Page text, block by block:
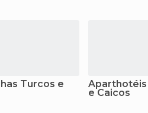
Turcos e Aparthotéis
e Caicos